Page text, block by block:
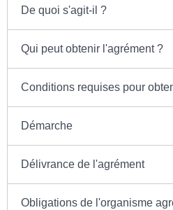
De quoi s'agit-il ?
Qui peut obtenir l'agrément ?
Conditions requises pour
Démarche
Délivrance de l'agrément
Obligations de l'organisme